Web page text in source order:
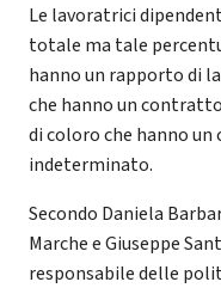
Le lavoratrici
totale ma tale
hanno un rapporto di
che hanno un
di coloro che hanno
indeterminato.
Secondo Daniela
Marche e Giuseppe
responsabile delle